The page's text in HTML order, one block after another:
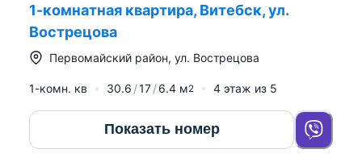
1-комнатная квартира, Витебск, ул.
Вострецова
Первомайский район, ул. Вострецова
1-комн. кв 30.6 17 6.4 м2 4 этаж из 5
Показать номер